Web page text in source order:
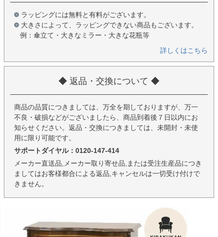
ラッピングには無料と有料がございます。
大きさによって、ラッピングできない商品もございます。
例：傘立て・大きなミラー・大きな花瓶等
詳しくはこちら
◆ 返品・交換について ◆
商品の品質につきましては、万全を期しておりますが、万一
不良・破損などがございましたら、商品到着後７日以内にお
知らせください。返品・交換につきましては、未開封・未使
用に限り可能です。
サポートダイヤル：0120-147-414
メーカー直送品,メーカー取り寄せ品,または受注生産品につき
ましてはお客様都合による返品,キャンセルは一切受け付けで
きません。